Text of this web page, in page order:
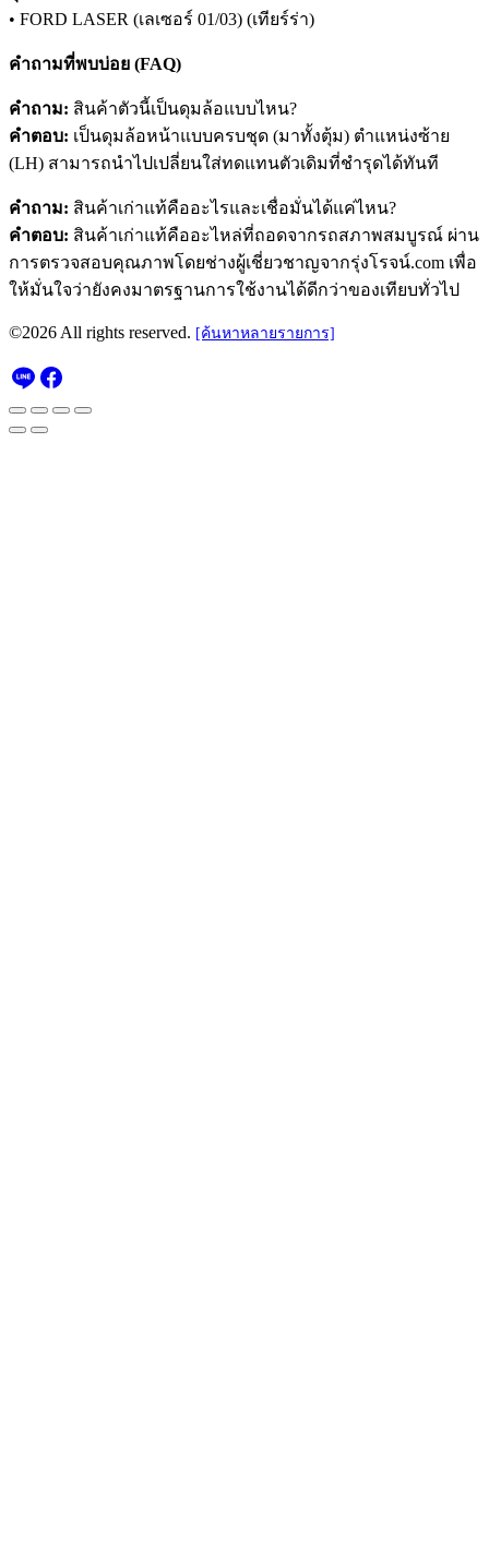
• FORD LASER (เลเซอร์ 01/03) (เทียร์ร่า)
คำถามที่พบบ่อย (FAQ)
คำถาม: สินค้าตัวนี้เป็นดุมล้อแบบไหน?
คำตอบ: เป็นดุมล้อหน้าแบบครบชุด (มาทั้งตุ้ม) ตำแหน่งซ้าย
(LH) สามารถนำไปเปลี่ยนใส่ทดแทนตัวเดิมที่ชำรุดได้ทันที
คำถาม: สินค้าเก่าแท้คืออะไรและเชื่อมั่นได้แค่ไหน?
คำตอบ: สินค้าเก่าแท้คืออะไหล่ที่ถอดจากรถสภาพสมบูรณ์ ผ่าน
การตรวจสอบคุณภาพโดยช่างผู้เชี่ยวชาญจากรุ่งโรจน์.com เพื่อ
ให้มั่นใจว่ายังคงมาตรฐานการใช้งานได้ดีกว่าของเทียบทั่วไป
©2026 All rights reserved. [ค้นหาหลายรายการ]